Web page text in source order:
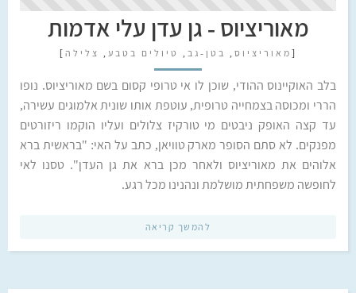
מאוריציוס - גן עדן עלי אדמות
[ מאוריציוס , בטן-גב , טיולים בטבע , צלילה ]
בלב האוקיינוס ההודי, שוכן לו אי טרופי קסום בשם מאוריציוס. נופו
הררי ומכוסה בצמחייה טרופית, עוטפת אותו שונית אלמוגים עשירה,
עד קצה האופק ניבטים מי טורקיז צלולים ועליו הוקמו ריזורטים
מפנקים. לא סתם הסופר מארק טוויאן, כתב על האי: "בראשית ברא
אלוהים את מאוריציוס ולאחר מכן ברא את גן העדן". טסנו לאי
לחופשה משפחתית מושלמת ונהנינו מכל רגע.
להמשך קריאה